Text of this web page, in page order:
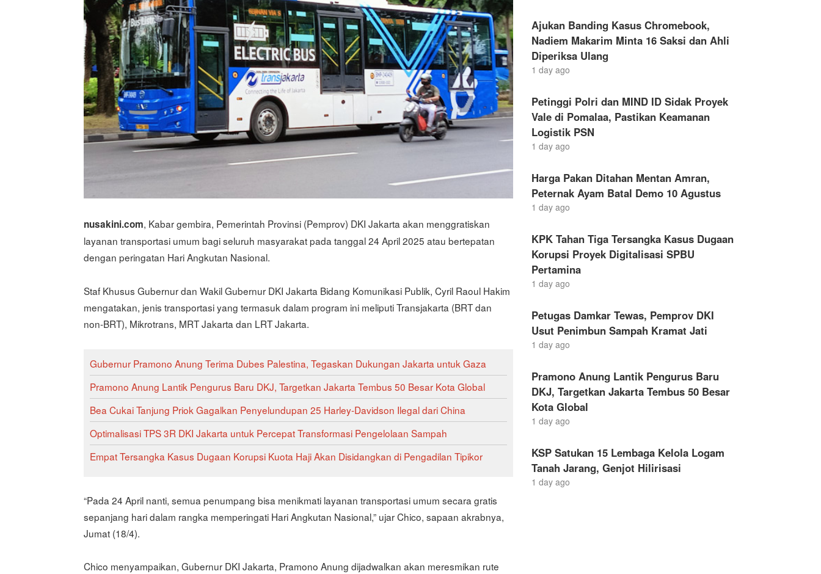
nusakini.com, Kabar gembira, Pemerintah Provinsi (Pemprov) DKI Jakarta akan menggratiskan
layanan transportasi umum bagi seluruh masyarakat pada tanggal 24 April 2025 atau bertepatan
dengan peringatan Hari Angkutan Nasional.
Staf Khusus Gubernur dan Wakil Gubernur DKI Jakarta Bidang Komunikasi Publik, Cyril Raoul Hakim
mengatakan, jenis transportasi yang termasuk dalam program ini meliputi Transjakarta (BRT dan
non-BRT), Mikrotrans, MRT Jakarta dan LRT Jakarta.
Gubernur Pramono Anung Terima Dubes Palestina, Tegaskan Dukungan Jakarta untuk Gaza
Pramono Anung Lantik Pengurus Baru DKJ, Targetkan Jakarta Tembus 50 Besar Kota Global
Bea Cukai Tanjung Priok Gagalkan Penyelundupan 25 Harley-Davidson Ilegal dari China
Optimalisasi TPS 3R DKI Jakarta untuk Percepat Transformasi Pengelolaan Sampah
Empat Tersangka Kasus Dugaan Korupsi Kuota Haji Akan Disidangkan di Pengadilan Tipikor
“Pada 24 April nanti, semua penumpang bisa menikmati layanan transportasi umum secara gratis
sepanjang hari dalam rangka memperingati Hari Angkutan Nasional,” ujar Chico, sapaan akrabnya,
Jumat (18/4).
Chico menyampaikan, Gubernur DKI Jakarta, Pramono Anung dijadwalkan akan meresmikan rute
Ajukan Banding Kasus Chromebook,
Nadiem Makarim Minta 16 Saksi dan Ahli
Diperiksa Ulang
1 day ago
Petinggi Polri dan MIND ID Sidak Proyek
Vale di Pomalaa, Pastikan Keamanan
Logistik PSN
1 day ago
Harga Pakan Ditahan Mentan Amran,
Peternak Ayam Batal Demo 10 Agustus
1 day ago
KPK Tahan Tiga Tersangka Kasus Dugaan
Korupsi Proyek Digitalisasi SPBU
Pertamina
1 day ago
Petugas Damkar Tewas, Pemprov DKI
Usut Penimbun Sampah Kramat Jati
1 day ago
Pramono Anung Lantik Pengurus Baru
DKJ, Targetkan Jakarta Tembus 50 Besar
Kota Global
1 day ago
KSP Satukan 15 Lembaga Kelola Logam
Tanah Jarang, Genjot Hilirisasi
1 day ago